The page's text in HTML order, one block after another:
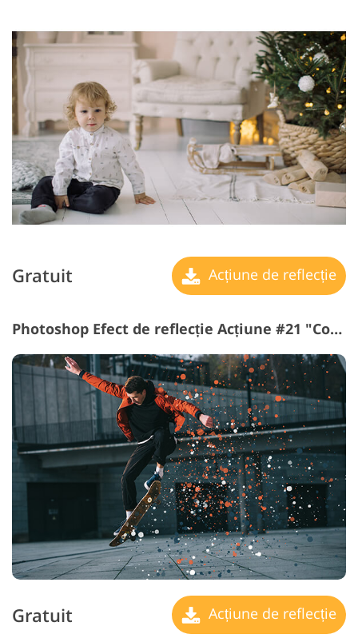
Gratuit Acțiune de reflecție
Photoshop Efect de reflecție Acțiune #21 "Color Explosion"
Gratuit Acțiune de reflecție